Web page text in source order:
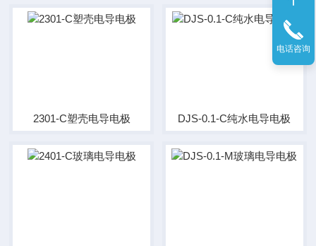
2301-C塑壳电导电极 DJS-0.1-C纯水电导电极
电话咨询